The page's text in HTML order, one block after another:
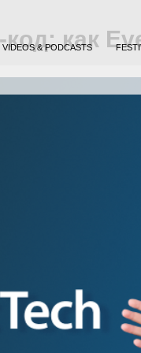
VIDEOS & PODCASTS
как